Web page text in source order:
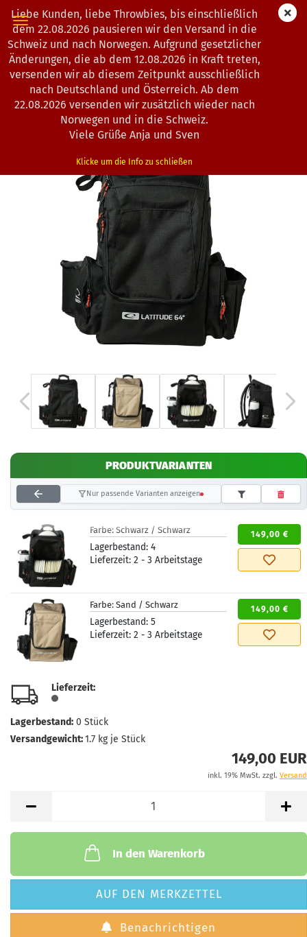
Liebe Kunden, liebe Throwbies, bis einschließlich
dem 22.08.2026 pausieren wir den Versand in die
Schweiz und nach Norwegen. Aufgrund gesetzlicher
Änderungen, die ab dem 12.08.2026 in Kraft treten,
versenden wir ab diesem Zeitpunkt ausschließlich
nach Deutschland und Österreich. Ab dem
22.08.2026 versenden wir zusätzlich wieder nach
Norwegen und in die Schweiz.
Viele Grüße Anja und Sven
Klicke um die Info zu schließen
« Erster « zurück weiter »
Letzter »
Artikel in dieser Kategorie
Latitude 64° | Core Pro E3 | Rucksack
0203073 )
PRODUKTVARIANTEN
Nur passende Varianten anzeigen
Farbe: Schwarz / Schwarz
Lagerbestand: 4
Lieferzeit: 2 - 3 Arbeitstage
149,00 €
Farbe: Sand / Schwarz
Lagerbestand: 5
Lieferzeit: 2 - 3 Arbeitstage
149,00 €
Lieferzeit:
Lagerbestand: 0 Stück
Versandgewicht:1.7 kg je Stück
149,00 EUR
inkl. 19% MwSt. zzgl. Versand
In den Warenkorb
AUF DEN MERKZETTEL
Benachrichtigen